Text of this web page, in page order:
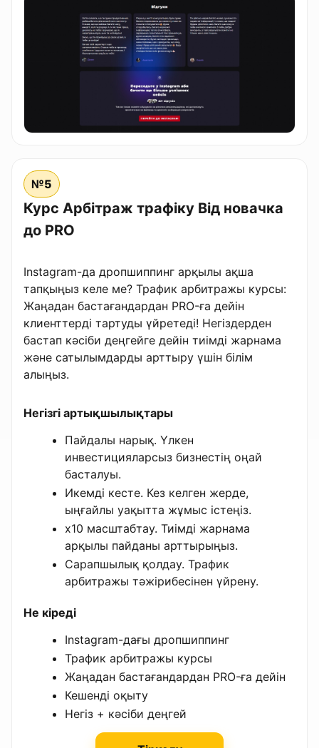
№5
Курс Арбітраж трафіку Від новачка
до PRO
Instagram-да дропшиппинг арқылы ақша
тапқыңыз келе ме? Трафик арбитражы курсы:
Жаңадан бастағандардан PRO-ға дейін
клиенттерді тартуды үйретеді! Негіздерден
бастап кәсіби деңгейге дейін тиімді жарнама
және сатылымдарды арттыру үшін білім
алыңыз.
Негізгі артықшылықтары
Пайдалы нарық. Үлкен
инвестицияларсыз бизнестің оңай
басталуы.
Икемді кесте. Кез келген жерде,
ыңғайлы уақытта жұмыс істеңіз.
x10 масштабтау. Тиімді жарнама
арқылы пайданы арттырыңыз.
Сарапшылық қолдау. Трафик
арбитражы тәжірибесінен үйрену.
Не кіреді
Instagram-дағы дропшиппинг
Трафик арбитражы курсы
Жаңадан бастағандардан PRO-ға дейін
Кешенді оқыту
Негіз + кәсіби деңгей